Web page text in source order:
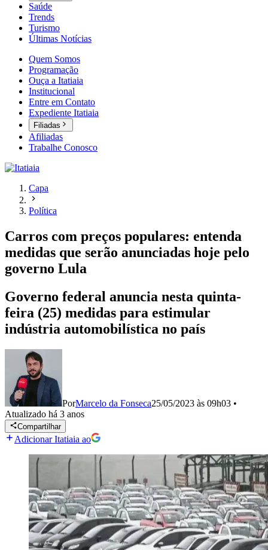
Saúde
Trends
Turismo
Últimas Notícias
Quem Somos
Programação
Ouça a Itatiaia
Institucional
Entre em Contato
Expediente Itatiaia
Filiadas
Afiliadas
Trabalhe Conosco
Capa
Política
Carros com preços populares: entenda
medidas que serão anunciadas hoje pelo
governo Lula
Governo federal anuncia nesta quinta-
feira (25) medidas para estimular
indústria automobilística no país
PorMarcelo da Fonseca25/05/2023 às 09h03 •
Atualizado há 3 anos
Compartilhar
Adicionar Itatiaia ao